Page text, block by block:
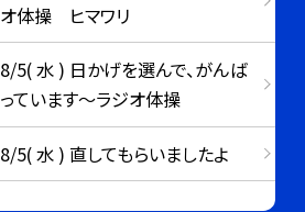
オ体操 ヒマワリ
8/5( 水 ) 日かげを選んで、がんば
っています～ラジオ体操
8/5( 水 ) 直してもらいましたよ